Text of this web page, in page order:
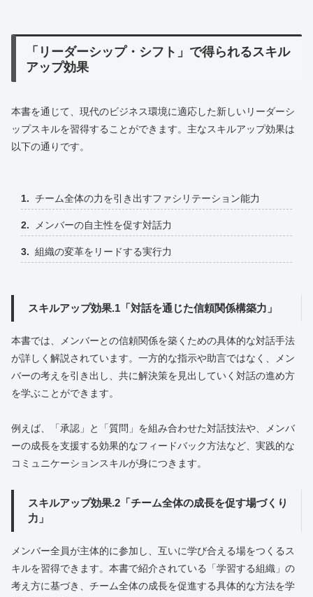
「リーダーシップ・シフト」で得られるスキル
アップ効果
本書を通じて、現代のビジネス環境に適応した新しいリーダーシ
ップスキルを習得することができます。主なスキルアップ効果は
以下の通りです。
チーム全体の力を引き出すファシリテーション能力
メンバーの自主性を促す対話力
組織の変革をリードする実行力
スキルアップ効果.1「対話を通じた信頼関係構築力」
本書では、メンバーとの信頼関係を築くための具体的な対話手法
が詳しく解説されています。一方的な指示や助言ではなく、メン
バーの考えを引き出し、共に解決策を見出していく対話の進め方
を学ぶことができます。
例えば、「承認」と「質問」を組み合わせた対話技法や、メンバ
ーの成長を支援する効果的なフィードバック方法など、実践的な
コミュニケーションスキルが身につきます。
スキルアップ効果.2「チーム全体の成長を促す場づくり
力」
メンバー全員が主体的に参加し、互いに学び合える場をつくるス
キルを習得できます。本書で紹介されている「学習する組織」の
考え方に基づき、チーム全体の成長を促進する具体的な方法を学